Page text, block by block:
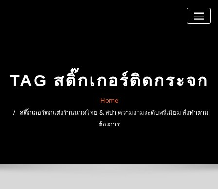
TAG สติ๊กเกอร์ติดกระจก
Home
สติ๊กเกอร์ตกแต่งร้านนวดไทย & สปา ความงามระดับพรีเมียม สั่งทำตาม
ต้องการ